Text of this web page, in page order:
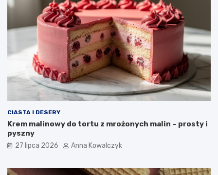
CIASTA I DESERY
Krem malinowy do tortu z mrożonych malin – prosty i
pyszny
27 lipca 2026 Anna Kowalczyk